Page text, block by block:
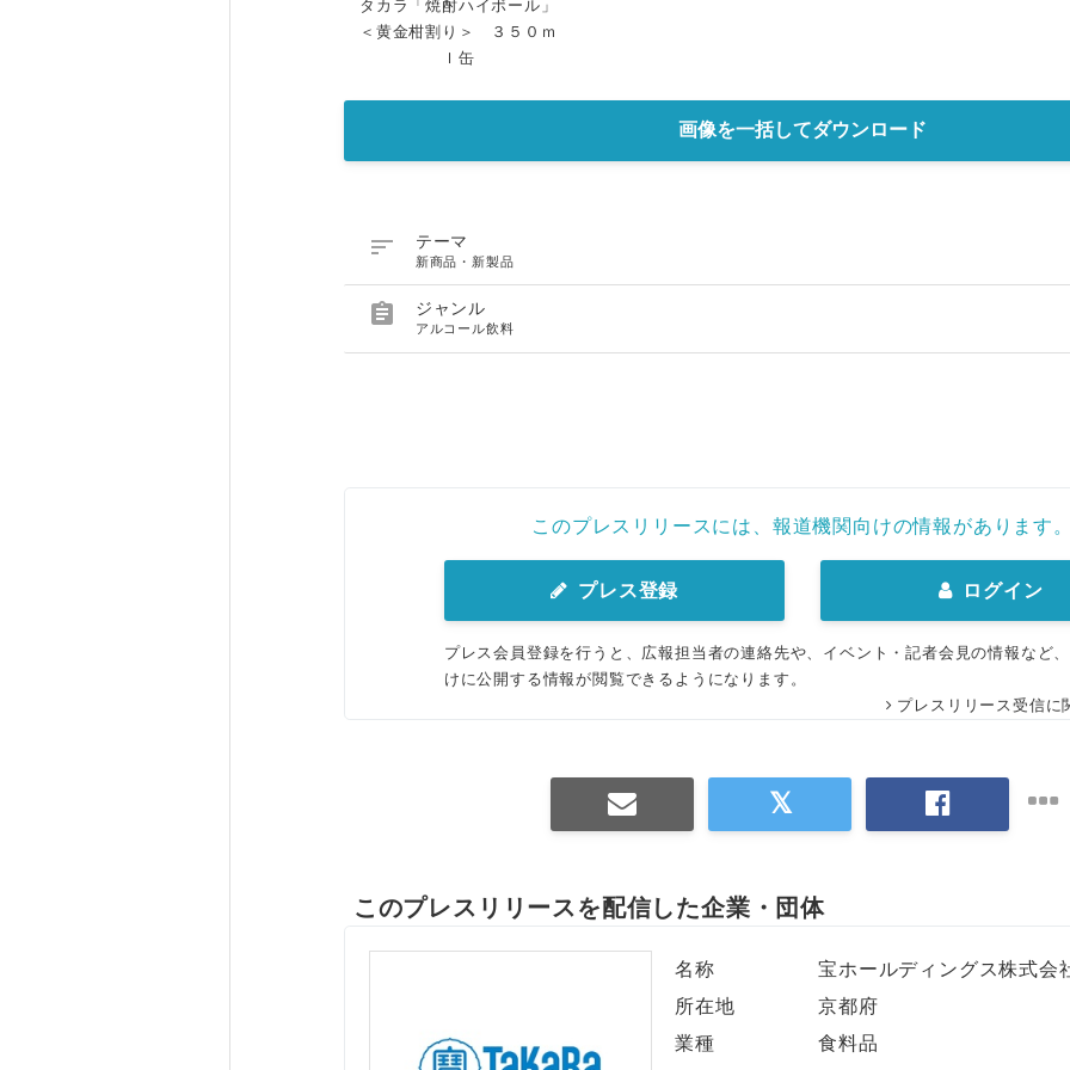
タカラ「焼酎ハイボール」
＜黄金柑割り＞ ３５０ｍ
ｌ缶
画像を一括してダウンロード
 テーマ
新商品・新製品
 ジャンル
アルコール飲料
このプレスリリースには、報道機関向けの情報があります
プレス登録 ログイン
プレス会員登録を行うと、広報担当者の連絡先や、イベント・記者会見の情報など
けに公開する情報が閲覧できるようになります。
プレスリリース受信に
このプレスリリースを配信した企業・団体
名称
宝ホールディングス株式会
所在地
京都府
業種
食料品